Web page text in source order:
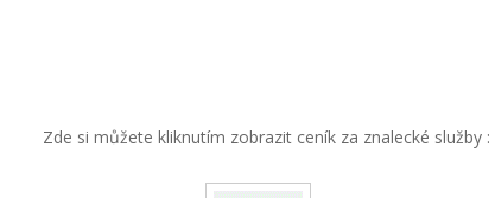
Zde si můžete kliknutím zobrazit ceník za znalecké služby :